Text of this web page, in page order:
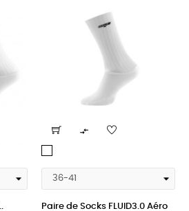

Paire de Socks FLUID3.0 Aéro